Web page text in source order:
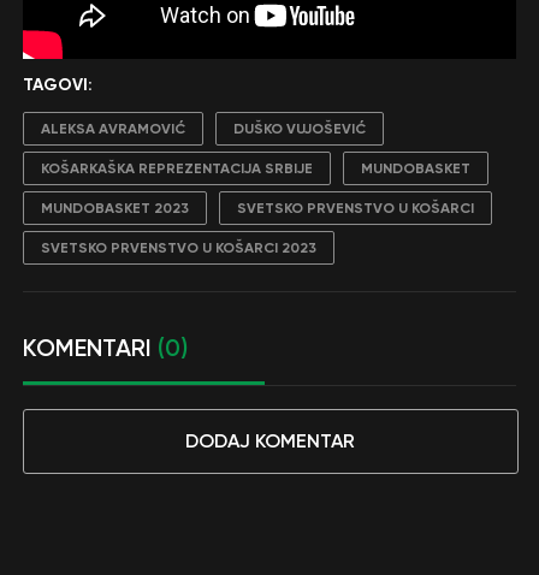
TAGOVI:
ALEKSA AVRAMOVIĆ DUŠKO VUJOŠEVIĆ
KOŠARKAŠKA REPREZENTACIJA SRBIJE MUNDOBASKET
MUNDOBASKET 2023 SVETSKO PRVENSTVO U KOŠARCI
SVETSKO PRVENSTVO U KOŠARCI 2023
KOMENTARI (0)
DODAJ KOMENTAR